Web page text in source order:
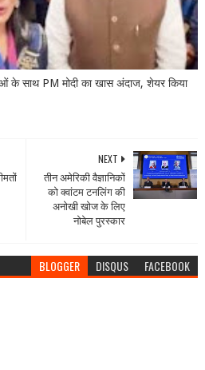
के साथ PM मोदी का खास अंदाज, शेयर किया
NEXT
तीन अमेरिकी वैज्ञानिकों
को क्वांटम टनलिंग की
अनोखी खोज के लिए
नोबेल पुरस्कार
BLOGGER DISQUS FACEBOOK